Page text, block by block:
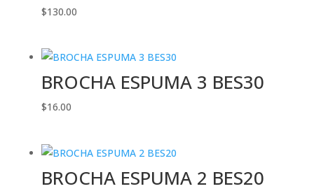
$130.00
BROCHA ESPUMA 3 BES30
$16.00
BROCHA ESPUMA 2 BES20